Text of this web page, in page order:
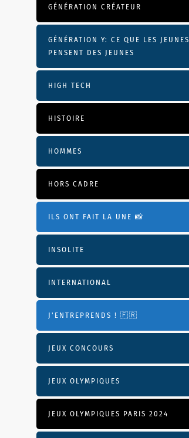
GÉNÉRATION CRÉATEUR
GÉNÉRATION Y: CE QUE LES JEUNES
PENSENT DES JEUNES
HIGH TECH
HISTOIRE
HOMMES
HORS CADRE
ILS ONT FAIT LA UNE 📸
INSOLITE
INTERNATIONAL
J'ENTREPRENDS ! 🇫🇷
JEUX CONCOURS
JEUX OLYMPIQUES
JEUX OLYMPIQUES PARIS 2024